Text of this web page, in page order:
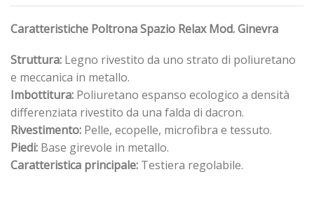
Caratteristiche Poltrona Spazio Relax Mod. Ginevra
Struttura: Legno rivestito da uno strato di poliuretano
e meccanica in metallo.
Imbottitura: Poliuretano espanso ecologico a densità
differenziata rivestito da una falda di dacron.
Rivestimento: Pelle, ecopelle, microfibra e tessuto.
Piedi: Base girevole in metallo.
Caratteristica principale: Testiera regolabile.